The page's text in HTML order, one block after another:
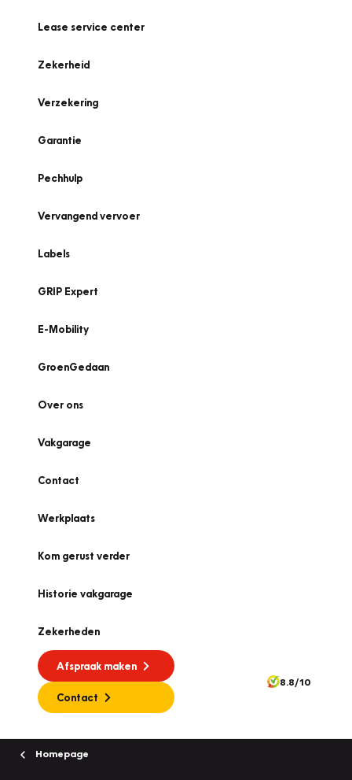
Lease service center
Zekerheid
Verzekering
Garantie
Pechhulp
Vervangend vervoer
Labels
GRIP Expert
E-Mobility
GroenGedaan
Over ons
Vakgarage
Contact
Werkplaats
Kom gerust verder
Historie vakgarage
Zekerheden
Afspraak maken
Contact
8.8/10
Homepage